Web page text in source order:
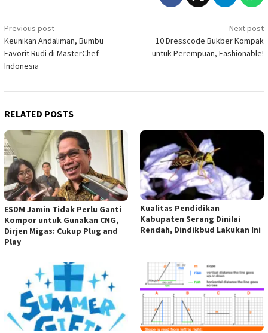
Post
navigation
Previous post
Keunikan Andaliman, Bumbu
Favorit Rudi di MasterChef
Indonesia
Next post
10 Dresscode Bukber Kompak
untuk Perempuan, Fashionable!
RELATED POSTS
ESDM Jamin Tidak Perlu Ganti
Kompor untuk Gunakan CNG,
Dirjen Migas: Cukup Plug and
Play
Kualitas Pendidikan
Kabupaten Serang Dinilai
Rendah, Dindikbud Lakukan Ini